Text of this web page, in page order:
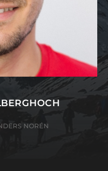
NORÉN